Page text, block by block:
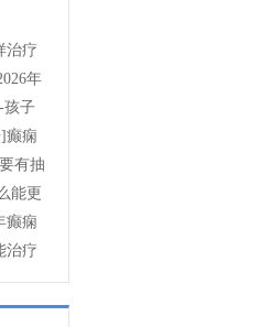
治疗
年
孩子
癫痫
有抽
能更
癫痫
治疗